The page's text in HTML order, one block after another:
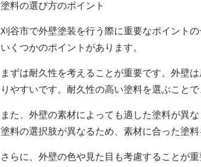
塗料の選び方のポイント
刈谷市で外壁塗装を行う際に重要なポイント
いくつかのポイントがあります。
まずは耐久性を考えることが重要です。外壁
りやすいです。耐久性の高い塗料を選ぶこと
また、外壁の素材によっても適した塗料が異
塗料の選択肢が異なるため、素材に合った塗料
さらに、外壁の色や見た目も考慮することが